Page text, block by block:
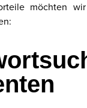
möchten